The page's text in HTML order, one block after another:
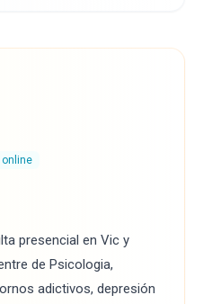
online
presencial en Vic y
de Psicologia,
adictivos, depresión